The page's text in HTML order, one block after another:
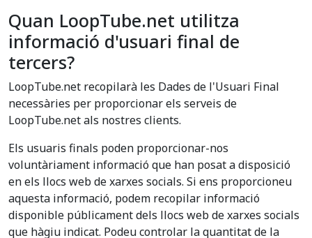
Quan LoopTube.net utilitza
informació d'usuari final de
tercers?
LoopTube.net recopilarà les Dades de l'Usuari Final
necessàries per proporcionar els serveis de
LoopTube.net als nostres clients.
Els usuaris finals poden proporcionar-nos
voluntàriament informació que han posat a disposició
en els llocs web de xarxes socials. Si ens proporcioneu
aquesta informació, podem recopilar informació
disponible públicament dels llocs web de xarxes socials
que hàgiu indicat. Podeu controlar la quantitat de la